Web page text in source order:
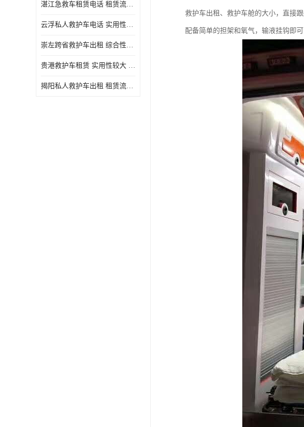
湛江急救车租赁电话 租赁流程简单 长途跨省
云浮私人救护车电话 实用性较大 实用性高
崇左跨省救护车出租 综合性转送 快捷安全
贵港救护车租赁 实用性较大 车型丰富
揭阳私人救护车出租 租赁流程简单 长途跨省
救护车出租、救护车舱的大小，直接
配备简单的担架和氧气，输液挂钩即